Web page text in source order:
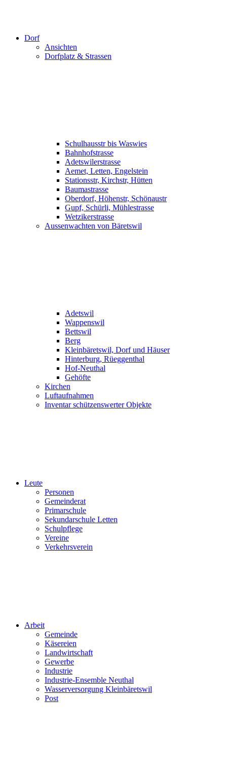
Dorf
Ansichten
Dorfplatz & Strassen
Schulhausstr bis Waswies
Bahnhofstrasse
Adetswilerstrasse
Aemet, Letten, Engelstein
Stationsstr, Kirchstr, Hütten
Baumastrasse
Oberdorf, Höhenstr, Schönaustr
Gupf, Schürli, Mühlestrasse
Wetzikerstrasse
Aussenwachten von Bäretswil
Adetswil
Wappenswil
Bettswil
Berg
Kleinbäretswil, Dorf und Häuser
Hinterburg, Rüeggenthal
Hof-Neuthal
Gehöfte
Kirchen
Luftaufnahmen
Inventar schützenswerter Objekte
Leute
Personen
Gemeinderat
Primarschule
Sekundarschule Letten
Schulpflege
Vereine
Verkehrsverein
Arbeit
Gemeinde
Käsereien
Landwirtschaft
Gewerbe
Industrie
Industrie-Ensemble Neuthal
Wasserversorgung Kleinbäretswil
Post